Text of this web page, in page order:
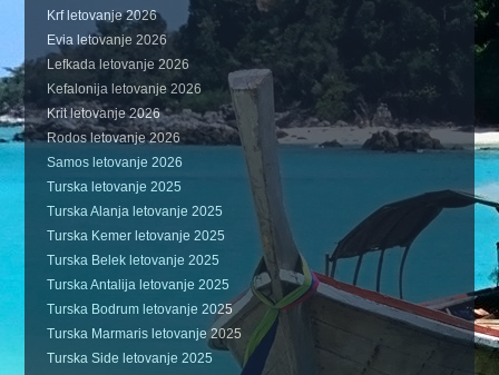
Krf letovanje 2026
Evia letovanje 2026
Lefkada letovanje 2026
Kefalonija letovanje 2026
Krit letovanje 2026
Rodos letovanje 2026
Samos letovanje 2026
Turska letovanje 2025
Turska Alanja letovanje 2025
Turska Kemer letovanje 2025
Turska Belek letovanje 2025
Turska Antalija letovanje 2025
Turska Bodrum letovanje 2025
Turska Marmaris letovanje 2025
Turska Side letovanje 2025